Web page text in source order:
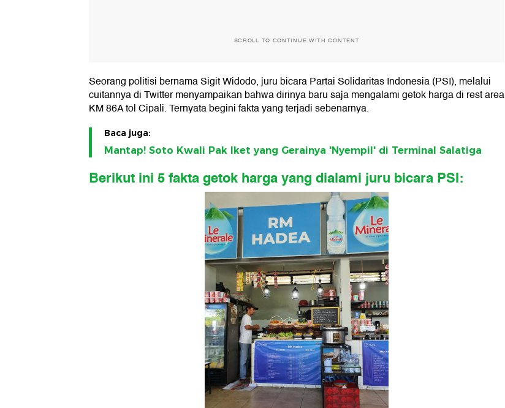
SCROLL TO CONTINUE WITH CONTENT
Seorang politisi bernama Sigit Widodo, juru bicara Partai Solidaritas Indonesia (PSI), melalui
cuitannya di Twitter menyampaikan bahwa dirinya baru saja mengalami getok harga di rest area
KM 86A tol Cipali. Ternyata begini fakta yang terjadi sebenarnya.
Baca juga:
Mantap! Soto Kwali Pak Iket yang Gerainya 'Nyempil' di Terminal Salatiga
Berikut ini 5 fakta getok harga yang dialami juru bicara PSI: